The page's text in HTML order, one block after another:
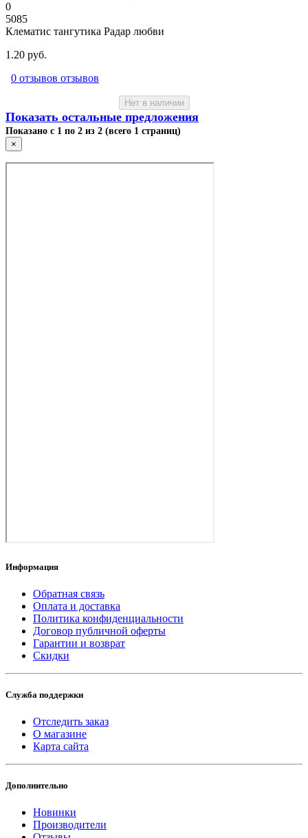
0
5085
Клематис тангутика Радар любви
1.20 руб.
0 отзывов отзывов
Нет в наличии
Показать остальные предложения
Показано с 1 по 2 из 2 (всего 1 страниц)
×
Информация
Обратная связь
Оплата и доставка
Политика конфиденциальности
Договор публичной оферты
Гарантии и возврат
Скидки
Служба поддержки
Отследить заказ
О магазине
Карта сайта
Дополнительно
Новинки
Производители